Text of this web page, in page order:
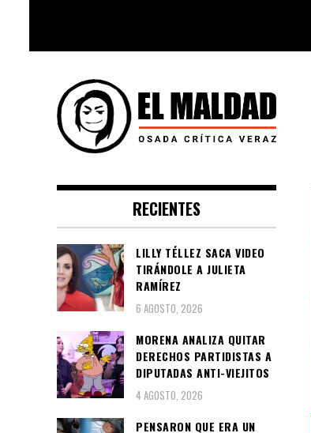
content
El Maldad
Música, Cine, TV, Series, Viral y
RECIENTES
LILLY TÉLLEZ SACA VIDEO
TIRÁNDOLE A JULIETA
RAMÍREZ
6 AGOSTO, 2026
MORENA ANALIZA QUITAR
DERECHOS PARTIDISTAS A
DIPUTADAS ANTI-VIEJITOS
4 AGOSTO, 2026
PENSARON QUE ERA UN